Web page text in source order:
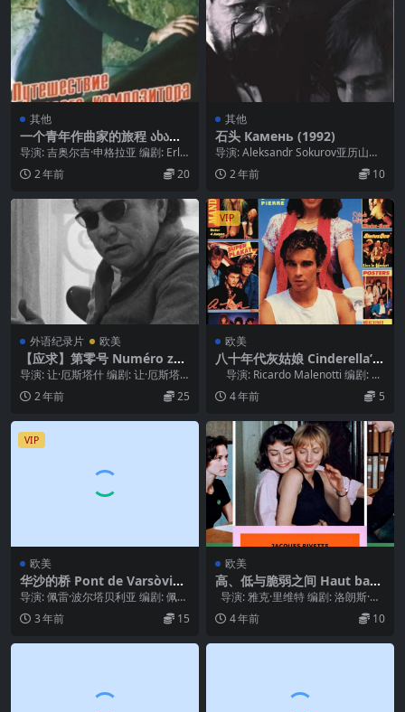
其他
一个青年作曲家的旅程 ახალგ
აზრდა კომპოზიტორის მოგზ
აურობა (1985)
导演: 吉奥尔吉·申格拉亚 编剧: Erlo
m Akhvlediani / Ot...
2 年前 20
其他
石头 Камень (1992)
导演: Aleksandr Sokurov亚历山大·
索科洛夫 主演: Pyotr...
2 年前 10
外语纪录片 欧美
【应求】第零号 Numéro zér
o (1971)
导演: 让·厄斯塔什 编剧: 让·厄斯塔
什 主演: Boris Eustache...
2 年前 25
VIP
欧美
八十年代灰姑娘 Cinderella’8
0 (1984)
导演: Ricardo Malenotti 编剧: ...
4 年前
5
VIP
欧美
华沙的桥 Pont de Varsòvia
(1990)
导演: 佩雷·波尔塔贝利亚 编剧: 佩雷
·波尔塔贝利亚 主演: 卡梅·埃利亚
斯 ...3 年前 15
欧美
高、低与脆弱之间 Haut bas f
ragile (1995)
导演: 雅克·里维特 编剧: 洛朗斯·科
特 / 玛丽安娜·德尼库尔...
4 年前 10